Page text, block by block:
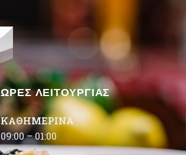
ΩΡΕΣ ΛΕΙΤΟΥΡΓΙΑΣ
ΚΑΘΗΜΕΡΙΝΑ
09:00 – 01:00